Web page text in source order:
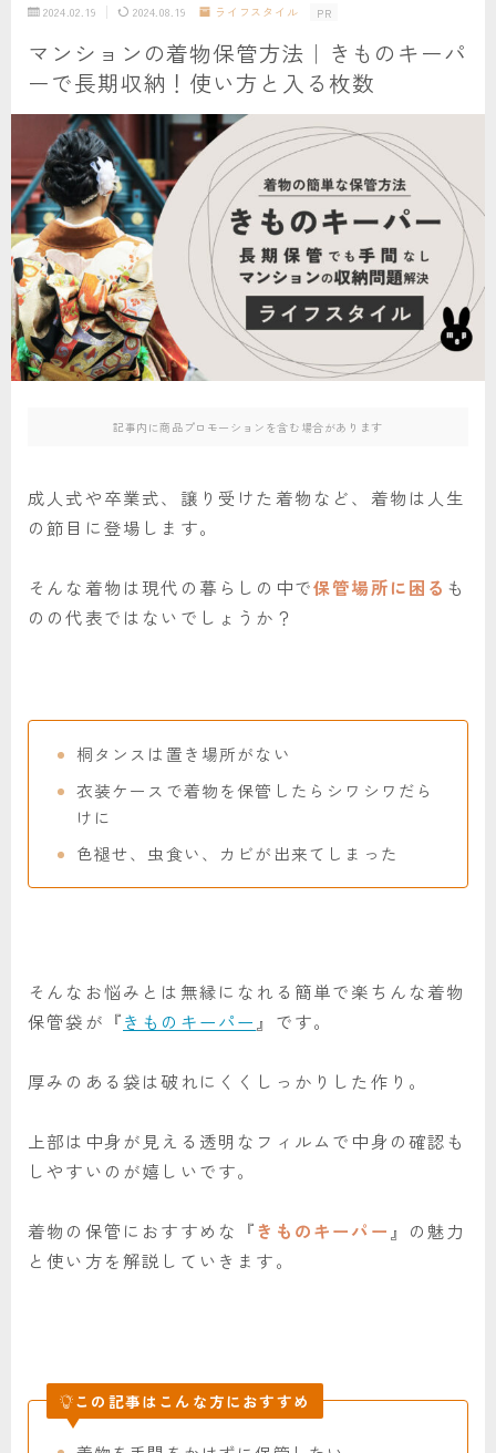
2024.02.19 2024.08.19 ライフスタイル PR
マンションの着物保管方法｜きものキーパ
ーで長期収納！使い方と入る枚数
記事内に商品プロモーションを含む場合があります
成人式や卒業式、譲り受けた着物など、着物は人生
の節目に登場します。
そんな着物は現代の暮らしの中で保管場所に困る も
のの代表ではないでしょうか？
桐タンスは置き場所がない
衣装ケースで着物を保管したらシワシワだら
けに
色褪せ、虫食い、カビが出来てしまった
そんなお悩みとは無縁になれる簡単で楽ちんな着物
保管袋が『きものキーパー 』です。
厚みのある袋は破れにくくしっかりした作り。
上部は中身が見える透明なフィルムで中身の確認も
しやすいのが嬉しいです。
着物の保管におすすめな『きものキーパー 』の魅力
と使い方を解説していきます。
この記事はこんな方におすすめ